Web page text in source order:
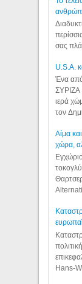
σας
U.S.A.
Ένα
ΣΥΡΙΖΑ
ιερά
τον
Αίμα
χώρα,
Hans-